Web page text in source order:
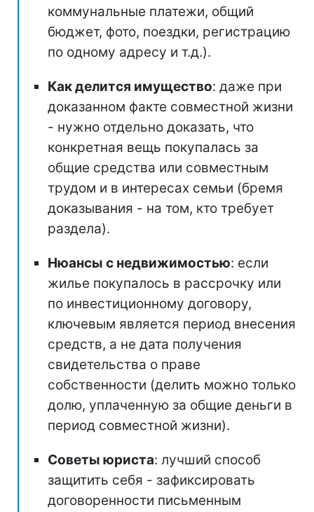
коммунальные платежи, общий
бюджет, фото, поездки, регистрацию
по одному адресу и т.д.).
Как делится имущество: даже при
доказанном факте совместной жизни
- нужно отдельно доказать, что
конкретная вещь покупалась за
общие средства или совместным
трудом и в интересах семьи (бремя
доказывания - на том, кто требует
раздела).
Нюансы с недвижимостью: если
жилье покупалось в рассрочку или
по инвестиционному договору,
ключевым является период внесения
средств, а не дата получения
свидетельства о праве
собственности (делить можно только
долю, уплаченную за общие деньги в
период совместной жизни).
Советы юриста: лучший способ
защитить себя - зафиксировать
договоренности письменным